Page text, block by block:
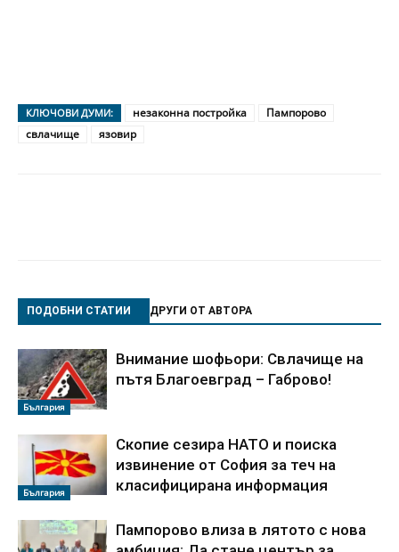
КЛЮЧОВИ ДУМИ: незаконна постройка
Пампорово
свлачище
язовир
ПОДОБНИ СТАТИИ ДРУГИ ОТ АВТОРА
България
Внимание шофьори: Свлачище на
пътя Благоевград – Габрово!
България
Скопие сезира НАТО и поиска
извинение от София за теч на
класифицирана информация
Пампорово влиза в лятото с нова